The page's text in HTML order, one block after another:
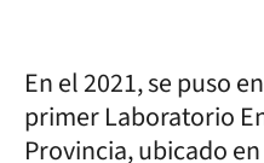
En el 2021, se puso
primer Laboratorio
Provincia, ubicado